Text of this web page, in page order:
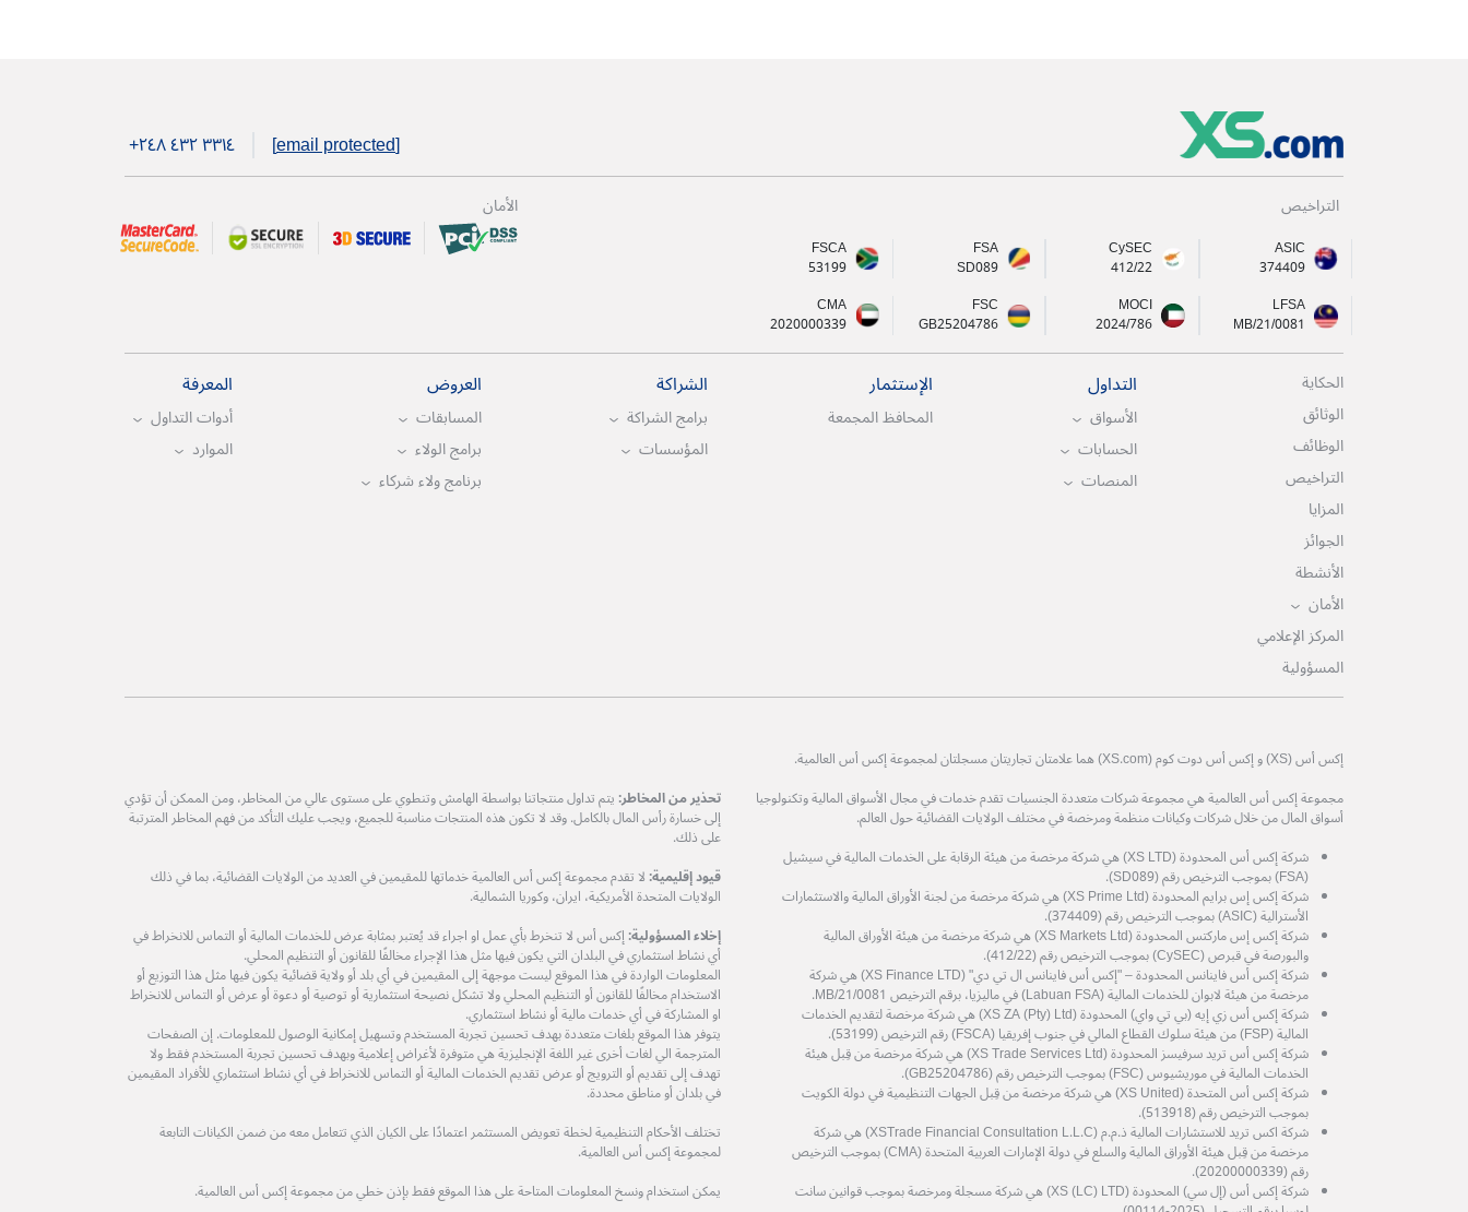
[email protected] +۲٤۸ ٤۳۲ ۳۳۱٤
التراخيص
ASIC
374409
CySEC
412/22
FSA
SD089
FSCA
53199
LFSA
MB/21/0081
MOCI
2024/786
FSC
GB25204786
CMA
2020000339
الأمان
الحكاية
الوثائق
الوظائف
التراخيص
المزايا
الجوائز
الأنشطة
الأمان
المركز الإعلامي
المسؤولية
التداول
الأسواق
الحسابات
المنصات
الإستثمار
المحافظ المجمعة
الشراكة
برامج الشراكة
المؤسسات
العروض
المسابقات
برامج الولاء
برنامج ولاء شركاء
المعرفة
أدوات التداول
الموارد
إكس أس (XS) و إكس أس دوت كوم (XS.com) هما علامتان تجاريتان مسجلتان لمجموعة إكس أس العالمية.
مجموعة إكس أس العالمية هي مجموعة شركات متعددة الجنسيات تقدم خدمات في مجال الأسواق المالية وتكنولوجيا
أسواق المال من خلال شركات وكيانات منظمة ومرخصة في مختلف الولايات القضائية حول العالم.
شركة إكس أس المحدودة (XS LTD) هي شركة مرخصة من هيئة الرقابة على الخدمات المالية في سيشيل
(FSA) بموجب الترخيص رقم (SD089).
شركة إكس إس برايم المحدودة (XS Prime Ltd) هي شركة مرخصة من لجنة الأوراق المالية والاستثمارات
الأسترالية (ASIC) بموجب الترخيص رقم (374409).
شركة إكس إس ماركتس المحدودة (XS Markets Ltd) هي شركة مرخصة من هيئة الأوراق المالية
والبورصة في قبرص (CySEC) بموجب الترخيص رقم (412/22).
شركة إكس أس فاينانس المحدودة – "إكس أس فاينانس ال تي دي" (XS Finance LTD) هي شركة
مرخصة من هيئة لابوان للخدمات المالية (Labuan FSA) في ماليزيا، برقم الترخيص MB/21/0081.
شركة إكس أس زي إيه (بي تي واي) المحدودة (XS ZA (Pty) Ltd) هي شركة مرخصة لتقديم الخدمات
المالية (FSP) من هيئة سلوك القطاع المالي في جنوب إفريقيا (FSCA) رقم الترخيص (53199).
شركة إكس أس تريد سرفيسز المحدودة (XS Trade Services Ltd) هي شركة مرخصة من قِبل هيئة
الخدمات المالية في موريشيوس (FSC) بموجب الترخيص رقم (GB25204786).
شركة إكس أس المتحدة (XS United) هي شركة مرخصة من قِبل الجهات التنظيمية في دولة الكويت
بموجب الترخيص رقم (513918).
شركة اكس تريد للاستشارات المالية ذ.م.م (XSTrade Financial Consultation L.L.C) هي شركة
مرخصة من قِبل هيئة الأوراق المالية والسلع في دولة الإمارات العربية المتحدة (CMA) بموجب الترخيص
رقم (20200000339).
شركة إكس أس (إل سي) المحدودة (XS (LC) LTD) هي شركة مسجلة ومرخصة بموجب قوانين سانت
تحذير من المخاطر: يتم تداول منتجاتنا بواسطة الهامش وتنطوي على مستوى عالي من المخاطر، ومن الممكن أن تؤدي
إلى خسارة رأس المال بالكامل. وقد لا تكون هذه المنتجات مناسبة للجميع، ويجب عليك التأكد من فهم المخاطر المترتبة
على ذلك.
قيود إقليمية: لا تقدم مجموعة إكس أس العالمية خدماتها للمقيمين في العديد من الولايات القضائية، بما في ذلك
الولايات المتحدة الأمريكية، ايران، وكوريا الشمالية.
إخلاء المسؤولية:إكس أس لا تنخرط بأي عمل او اجراء قد يُعتبر بمثابة عرض للخدمات المالية أو التماس للانخراط في
أي نشاط استثماري في البلدان التي يكون فيها مثل هذا الإجراء مخالفًا للقانون أو التنظيم المحلي.
المعلومات الواردة في هذا الموقع ليست موجهة إلى المقيمين في أي بلد أو ولاية قضائية يكون فيها مثل هذا التوزيع أو
الاستخدام مخالفًا للقانون أو التنظيم المحلي ولا تشكل نصيحة استثمارية أو توصية أو دعوة أو عرض أو التماس للانخراط
او المشاركة في أي خدمات مالية أو نشاط استثماري.
يتوفر هذا الموقع بلغات متعددة بهدف تحسين تجربة المستخدم وتسهيل إمكانية الوصول للمعلومات. إن الصفحات
المترجمة الي لغات أخرى غير اللغة الإنجليزية هي متوفرة لأغراض إعلامية وبهدف تحسين تجربة المستخدم فقط ولا
تهدف إلى تقديم أو الترويج أو عرض تقديم الخدمات المالية أو التماس للانخراط في أي نشاط استثماري للأفراد المقيمين
في بلدان أو مناطق محددة.
تختلف الأحكام التنظيمية لخطة تعويض المستثمر اعتمادًا على الكيان الذي تتعامل معه من ضمن الكيانات التابعة
لمجموعة إكس أس العالمية.
يمكن استخدام ونسخ المعلومات المتاحة على هذا الموقع فقط بإذن خطي من مجموعة إكس أس العالمية.